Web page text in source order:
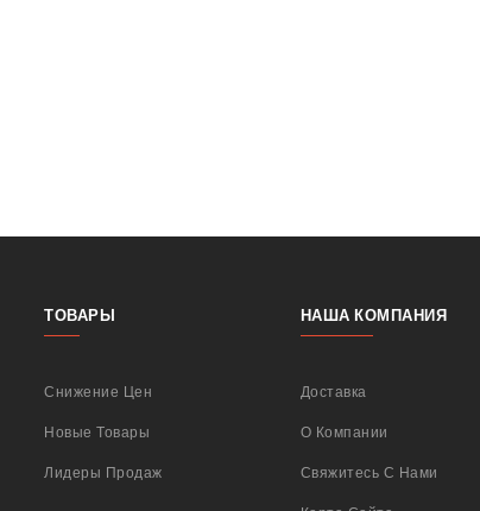
ТОВАРЫ
Снижение Цен
Новые Товары
Лидеры Продаж
НАША КОМПАНИЯ
Доставка
О Компании
Свяжитесь С Нами